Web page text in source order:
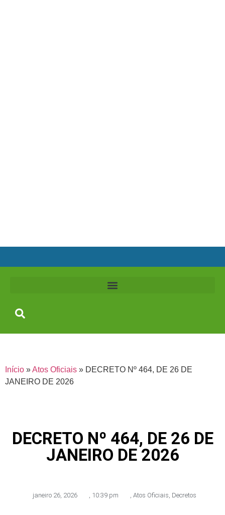
Início »Atos Oficiais » DECRETO Nº 464, DE 26 DE
JANEIRO DE 2026
DECRETO Nº 464, DE 26 DE
JANEIRO DE 2026
janeiro 26, 2026 , 10:39 pm , Atos Oficiais, Decretos